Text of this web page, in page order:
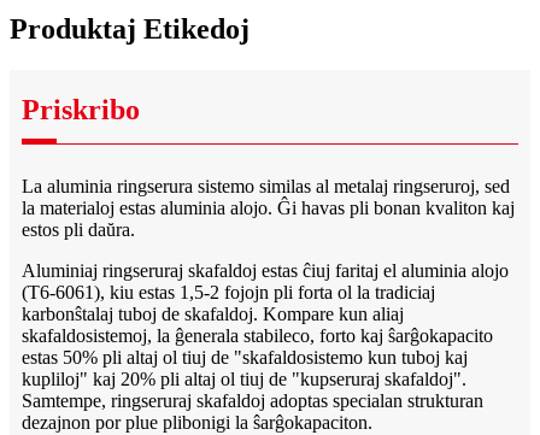
Produktaj Etikedoj
Priskribo
La aluminia ringserura sistemo similas al metalaj ringseruroj, sed
la materialoj estas aluminia alojo. Ĝi havas pli bonan kvaliton kaj
estos pli daŭra.
Aluminiaj ringseruraj skafaldoj estas ĉiuj faritaj el aluminia alojo
(T6-6061), kiu estas 1,5-2 fojojn pli forta ol la tradiciaj
karbonŝtalaj tuboj de skafaldoj. Kompare kun aliaj
skafaldosistemoj, la ĝenerala stabileco, forto kaj ŝarĝokapacito
estas 50% pli altaj ol tiuj de "skafaldosistemo kun tuboj kaj
kupliloj" kaj 20% pli altaj ol tiuj de "kupseruraj skafaldoj".
Samtempe, ringseruraj skafaldoj adoptas specialan strukturan
dezajnon por plue plibonigi la ŝarĝokapaciton.